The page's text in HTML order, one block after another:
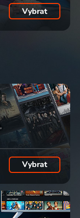
Vybrat
Vybrat